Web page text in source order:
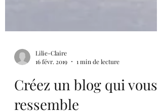
Lilie-Claire
16 févr. 2019
1 min de lecture